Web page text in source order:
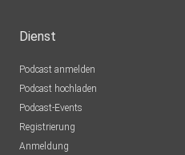
Dienst
Podcast anmelden
Podcast hochladen
Podcast-Events
Registrierung
Anmeldung